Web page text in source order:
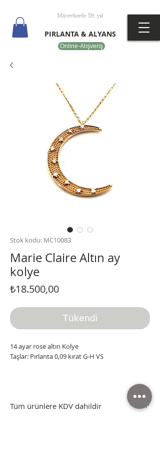
Online-Alışveriş
Mücevherde 59. yıl
PIRLANTA & ALYANS
Stok kodu: MC10083
Marie Claire Altın ay
kolye
₺18.500,00Fiyat
Tükendi
14 ayar rose altın Kolye
Taşlar: Pırlanta 0,09 kırat G-H VS
Tüm ürünlere KDV dahildir